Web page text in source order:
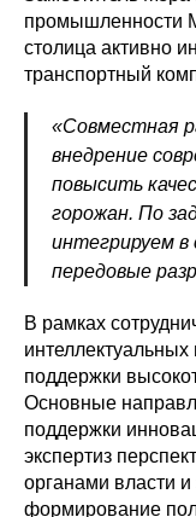
промышленности
столица активно
транспортный
«Совместная
внедрение
повысить
горожан. По
интегрируем
передовые
В рамках
интеллектуальных
поддержки
Основные
поддержки
экспертиз
органами власти
формирование